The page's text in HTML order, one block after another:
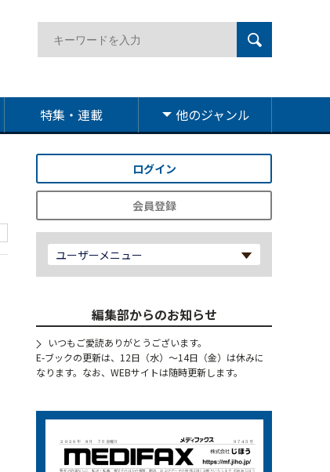
特集・連載 他のジャンル
ログイン
会員登録
ユーザーメニュー
編集部からのお知らせ
いつもご愛読ありがとうございます。
E-ブックの更新は、12日（水）～14日（金）は休みに
なります。なお、WEBサイトは随時更新します。